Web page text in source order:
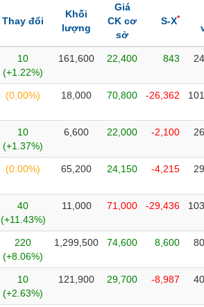
Thay đổi
Khối
lượng
Giá
CK cơ
sở
S-X*
10
(+1.22%)
161,600 22,400 843
(0.00%) 18,000 70,800 -26,362
10
(+1.37%)
6,600 22,000 -2,100
(0.00%) 65,200 24,150 -4,215
40
(+11.43%)
11,000 71,000 -29,436
220
(+8.06%)
1,299,500 74,600 8,600
10
(+2.63%)
121,900 29,700 -8,987